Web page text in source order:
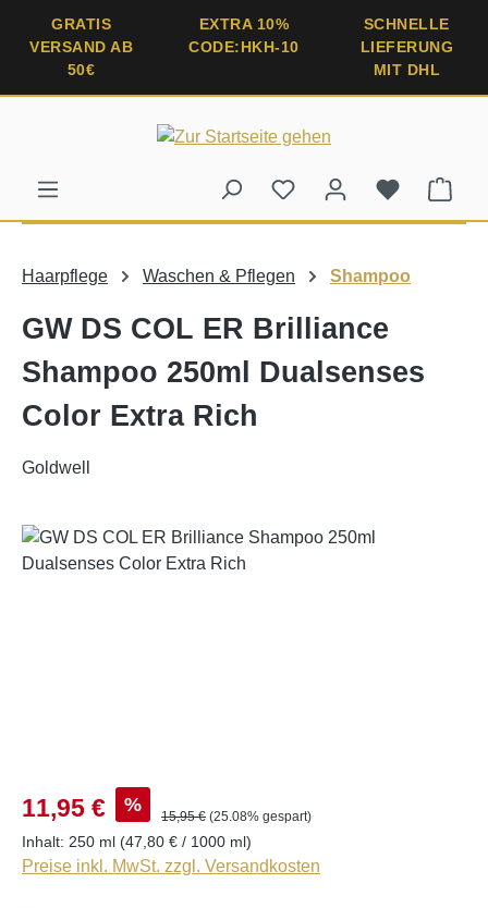
springen
GRATIS
VERSAND AB
50€
EXTRA 10%
CODE:HKH-10
SCHNELLE
LIEFERUNG
MIT DHL
Haarpflege Waschen & Pflegen Shampoo
GW DS COL ER Brilliance
Shampoo 250ml Dualsenses
Color Extra Rich
Goldwell
Bildergalerie überspringen
11,95 € %
15,95 € (25.08% gespart)
Inhalt: 250 ml (47,80 € / 1000 ml)
Preise inkl. MwSt. zzgl. Versandkosten